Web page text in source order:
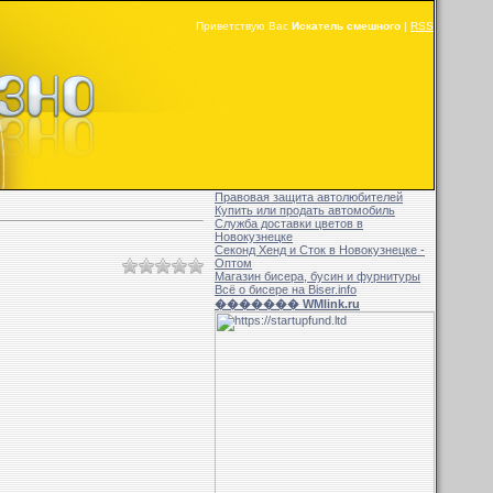
Приветствую Вас Искатель смешного | RSS
Правовая защита автолюбителей
Купить или продать автомобиль
Служба доставки цветов в
Новокузнецке
Секонд Хенд и Сток в Новокузнецке -
Оптом
Магазин бисера, бусин и фурнитуры
Всё о бисере на Biser.info
������� WMlink.ru